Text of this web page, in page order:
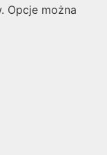
Opcje można